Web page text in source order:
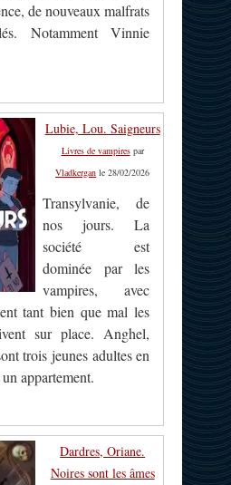
de nouveaux malfrats
Notamment Vinnie
Lubie, Lou. Saigneurs
Livres de vampirespar
Vladkergan le 28/02/2026
Transylvanie, de
nos jours. La
société est
dominée par les
vampires, avec
tant bien que mal les
sur place. Anghel,
trois jeunes adultes en
appartement.
Dardres, Oriane.
Noires sont les âmes